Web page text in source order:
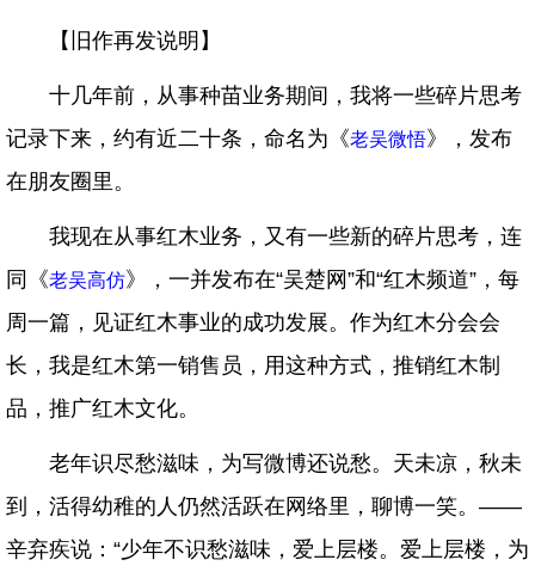
【旧作再发说明】
十几年前，从事种苗业务期间，我将一些碎片思考
记录下来，约有近二十条，命名为《老吴微悟》，发布
在朋友圈里。
我现在从事红木业务，又有一些新的碎片思考，连
同《老吴高仿》，一并发布在“吴楚网”和“红木频道”，每
周一篇，见证红木事业的成功发展。作为红木分会会
长，我是红木第一销售员，用这种方式，推销红木制
品，推广红木文化。
老年识尽愁滋味，为写微博还说愁。天未凉，秋未
到，活得幼稚的人仍然活跃在网络里，聊博一笑。——
辛弃疾说：“少年不识愁滋味，爱上层楼。爱上层楼，为